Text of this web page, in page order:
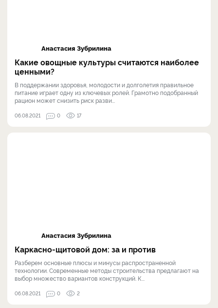
Анастасия Зубрилина
Какие овощные культуры считаются наиболее
ценными?
В поддержании здоровья, молодости и долголетия правильное
питание играет одну из ключевых ролей. Грамотно подобранный
рацион может снизить риск разви...
06.08.2021 0 17
Анастасия Зубрилина
Каркасно-щитовой дом: за и против
Разберем основные плюсы и минусы распространенной
технологии. Современные методы строительства предлагают на
выбор множество вариантов конструкций. К...
06.08.2021 0 2